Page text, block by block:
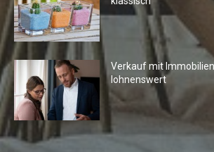
Verkauf mit
lohnenswert